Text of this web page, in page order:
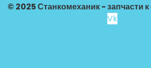
© 2025 Станкомеханик - запчасти к
Vk